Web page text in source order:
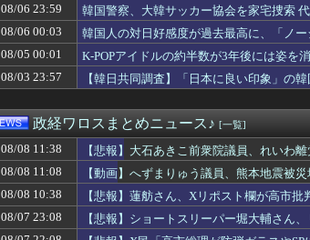
08/06 23:59
韓国警察、大韓サッカー協会を家宅捜索
08/06 00:03
韓国人の対日好感度が過去最高に、「ノ
08/05 00:01
K-POPアイドルの約半数が3年後には姿を
08/03 23:57
【韓日共同調査】「日本に良い印象」
政経ワロスまとめニュース♪ [一覧]
08/08 11:38
【悲報】大石あきこ前衆院議員、れいわ
とツッコミ殺到 ｗｗｗｗｗｗｗｗｗ
08/08 11:08
【動画】へずまりゅう議員、熊本地震被
ｗｗｗｗｗｗ
08/08 10:38
【悲報】蓮舫さん、Xリポスト欄が高市
08/07 23:08
【悲報】ショートスリーパー堀大輔さん
医学的アドバイスに激昂 ｗｗｗｗｗｗｗ